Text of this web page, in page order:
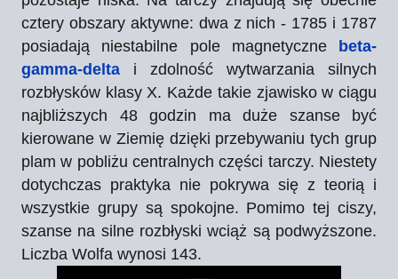
cztery obszary aktywne: dwa z nich - 1785 i 1787
posiadają niestabilne pole magnetyczne
beta-
gamma-delta i zdolność wytwarzania silnych
rozbłysków klasy X. Każde takie zjawisko w ciągu
najbliższych 48 godzin ma duże szanse być
kierowane w Ziemię dzięki przebywaniu tych grup
plam w pobliżu centralnych części tarczy. Niestety
dotychczas praktyka nie pokrywa się z teorią i
wszystkie grupy są spokojne. Pomimo tej ciszy,
szanse na silne rozbłyski wciąż są podwyższone.
Liczba Wolfa wynosi 143.